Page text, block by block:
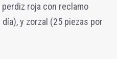
roja con reclamo
y zorzal (25 piezas por